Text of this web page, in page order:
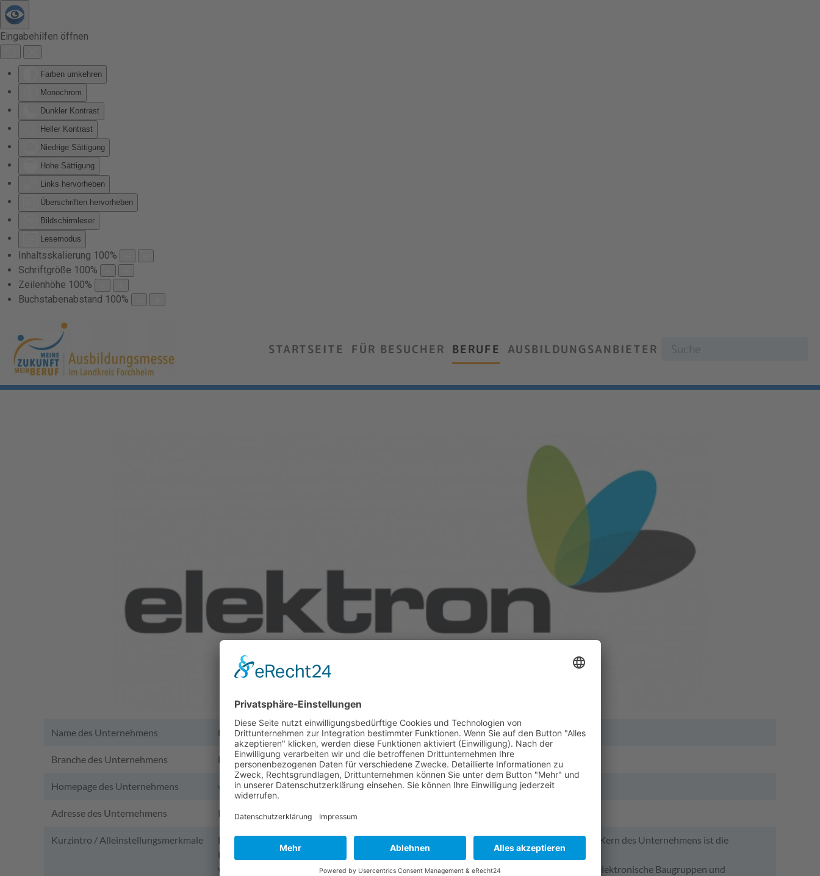
Eingabehilfen öffnen
Farben umkehren
Monochrom
Dunkler Kontrast
Heller Kontrast
Niedrige Sättigung
Hohe Sättigung
Links hervorheben
Überschriften hervorheben
Bildschirmleser
Lesemodus
Inhaltsskalierung 100%
Schriftgröße 100%
Zeilenhöhe 100%
Buchstabenabstand 100%
Zum Hauptinhalt springen
STARTSEITE FÜR BESUCHER BERUFE AUSBILDUNGSANBIETER
Name des Unternehmens Elektron Systeme und Komponenten GmbH
Branche des Unternehmens Elektronik
Homepage des Unternehmens www.elektron-systeme.de
Adresse des Unternehmens Im Neuacker 1, 91367 Weißenohe
Kurzintro / Alleinstellungsmerkmale
Die Elektron Systeme und Komponenten GmbH ist ein zertifizierter EMS-Dienstleister. Der Kern des Unternehmens ist die
Entwicklung und Bestückung
von Leiterplatten in modernster SMD- und THT-Technologie. Zusätzlich werden komplette elektronische Baugruppen und